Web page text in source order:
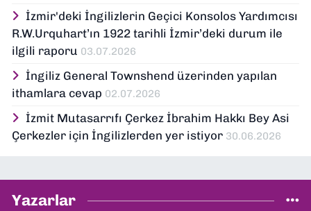
İzmir'deki İngilizlerin Geçici Konsolos Yardımcısı
R.W.Urquhart’ın 1922 tarihli İzmir’deki durum ile
ilgili raporu 03.07.2026
İngiliz General Townshend üzerinden yapılan
ithamlara cevap 02.07.2026
İzmit Mutasarrıfı Çerkez İbrahim Hakkı Bey Asi
Çerkezler için İngilizlerden yer istiyor 30.06.2026
Yazarlar